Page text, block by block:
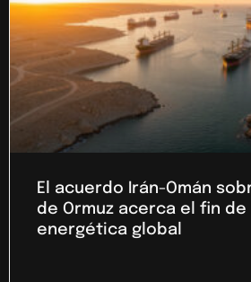
El acuerdo Irán-Omán
de Ormuz acerca el fin
energética global